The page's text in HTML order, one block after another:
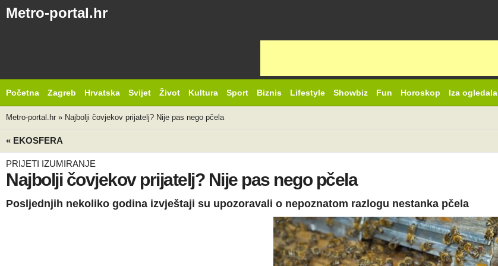
Metro-portal.hr
Početna Zagreb Hrvatska Svijet Život Kultura Sport Biznis Lifestyle Showbiz Fun Horoskop Iza ogledala
Metro-portal.hr » Najbolji čovjekov prijatelj? Nije pas nego pčela
« EKOSFERA
PRIJETI IZUMIRANJE
Najbolji čovjekov prijatelj? Nije pas nego pčela
Posljednjih nekoliko godina izvještaji su upozoravali o nepoznatom razlogu nestanka pčela